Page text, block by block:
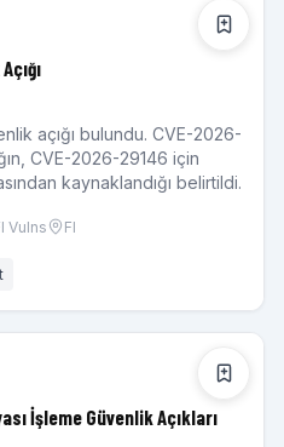
açığı bulundu. CVE-2026-
CVE-2026-29146 için
kaynaklandığı belirtildi.
Vulns FI
İşleme Güvenlik Açıkları